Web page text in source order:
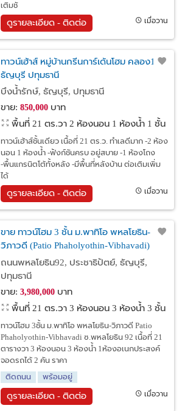
เติมชั
ดูรายละเอียด - ติดต่อ เมื่อวาน
ทาวน์เฮ้าส์ หมู่บ้านกรีนการ์เด้นโฮม คลอง11
ธัญบุรี ปทุมธานี
บึงน้ำรักษ์, ธัญบุรี, ปทุมธานี
ขาย: 850,000บาท
พื้นที่ 21 ตร.วา 2 ห้องนอน 1 ห้องน้ำ 1 ชั้น
ทาวน์เฮ้าส์ชั้นเดียว เนื้อที่ 21 ตร.ว. ทำเลดีมาก -2 ห้อง
นอน 1 ห้องน้ำ -ฟังก์ชันครบ อยู่สบาย -1 ห้องโถง
-พื้นแกรนิตโต้ทั้งหลัง -มีพื้นที่หลังบ้าน ต่อเติมเพิ่ม
ได้
ดูรายละเอียด - ติดต่อ เมื่อวาน
ขาย ทาวน์โฮม 3 ชั้น ม.พาทิโอ พหลโยธิน-
วิภาวดี (Patio Phaholyothin-Vibhavadi)
พหลโยธิน 92
ถนนพหลโยธิน92, ประชาธิปัตย์, ธัญบุรี,
ปทุมธานี
ขาย: 3,980,000บาท
พื้นที่ 21 ตร.วา 3 ห้องนอน 3 ห้องน้ำ 3 ชั้น
ทาวน์โฮม 3ชั้น ม.พาทิโอ พหลโยธิน-วิภาวดี Patio
Phaholyothin-Vibhavadi ซ.พหลโยธิน 92 เนื้อที่ 21
ตารางวา 3 ห้องนอน 3 ห้องน้ำ 1ห้องอเนกประสงค์
จอดรถได้ 2 คัน ราคา
ติดถนน
พร้อมอยู่
ดูรายละเอียด - ติดต่อ เมื่อวาน